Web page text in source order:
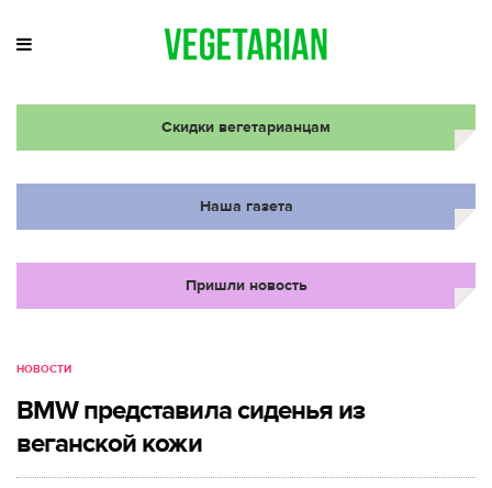
Скидки вегетарианцам
Наша газета
Пришли новость
НОВОСТИ
BMW представила сиденья из
веганской кожи